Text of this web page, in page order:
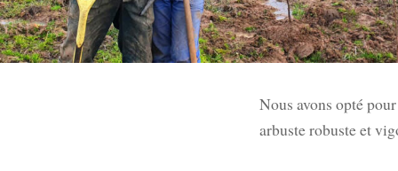
Nous avons opté
arbuste robuste et